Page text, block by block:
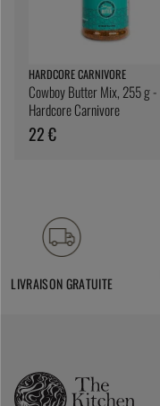
HARDCORE CARNIVORE
Cowboy Butter Mix, 255 g -
Hardcore Carnivore
22 €
LIVRAISON GRATUITE